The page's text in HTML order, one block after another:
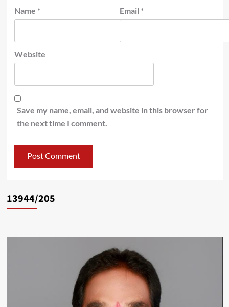
Name * Email *
Website
Save my name, email, and website in this browser for
the next time I comment.
13944/205